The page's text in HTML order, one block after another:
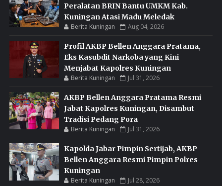
Peralatan BRIN Bantu UMKM Kab.
Kuningan Atasi Madu Meledak
Berita Kuningan Aug 04, 2026
Profil AKBP Bellen Anggara Pratama,
Eks Kasubdit Narkoba yang Kini
Menjabat Kapolres Kuningan
Berita Kuningan Jul 31, 2026
AKBP Bellen Anggara Pratama Resmi
Jabat Kapolres Kuningan, Disambut
Tradisi Pedang Pora
Berita Kuningan Jul 31, 2026
Kapolda Jabar Pimpin Sertijab, AKBP
Bellen Anggara Resmi Pimpin Polres
Kuningan
Berita Kuningan Jul 28, 2026